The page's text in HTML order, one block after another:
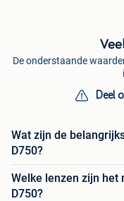
De onderstaande
Deel
Wat zijn de
D750?
Welke lenzen zijn het
D750?